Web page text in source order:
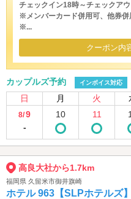
チェックイン18時～チェックア
※メンバーカード併用可、他券併
※...
クーポン内
カップルズ予約 インボイス対応
日 月 火
8/9
-
10 11
高良大社から1.7km
福岡県 久留米市御井旗崎
ホテル 963【SLPホテルズ】